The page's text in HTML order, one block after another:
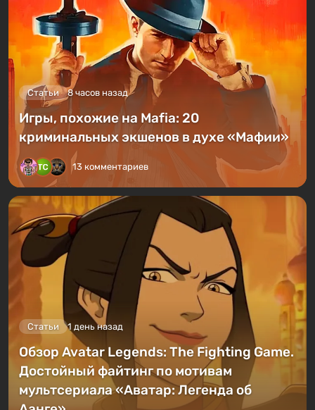
Статьи 8 часов назад
Игры, похожие на Mafia: 20
криминальных экшенов в духе «Мафии»
13 комментариев
Статьи 1 день назад
Обзор Avatar Legends: The Fighting Game.
Достойный файтинг по мотивам
мультсериала «Аватар: Легенда об